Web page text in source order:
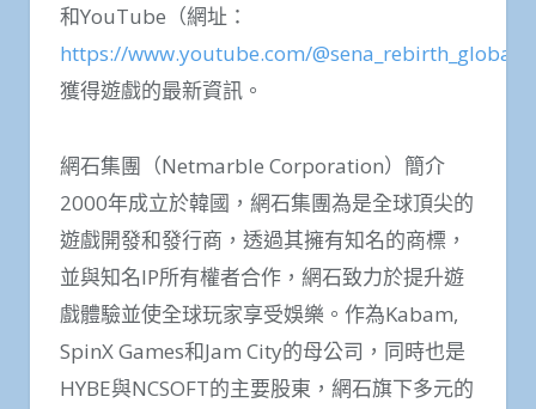
和YouTube（網址：
https://www.youtube.com/@sena_rebirth_global
獲得遊戲的最新資訊。
網石集團（Netmarble Corporation）簡介
2000年成立於韓國，網石集團為是全球頂尖的
遊戲開發和發行商，透過其擁有知名的商標，
並與知名IP所有權者合作，網石致力於提升遊
戲體驗並使全球玩家享受娛樂。作為Kabam,
SpinX Games和Jam City的母公司，同時也是
HYBE與NCSOFT的主要股東，網石旗下多元的